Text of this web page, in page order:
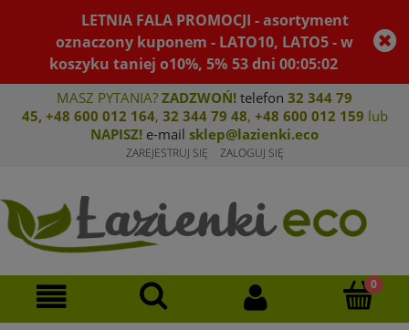
LETNIA FALA PROMOCJI - asortyment
oznaczony kuponem - LATO10, LATO5 - w
koszyku taniej o10%, 5% 53dni00:05:02
MASZ PYTANIA? ZADZWOŃ! telefon 32 344 79
45, +48 600 012 164, 32 344 79 48, +48 600 012 159 lub
NAPISZ! e-mail sklep@lazienki.eco
ZAREJESTRUJ SIĘ ZALOGUJ SIĘ